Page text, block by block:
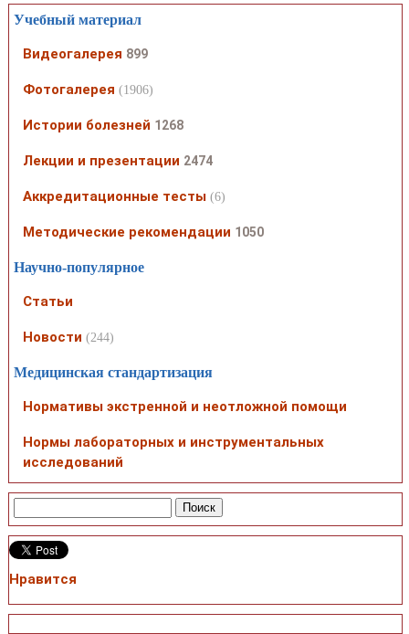
Учебный материал
Видеогалерея 899
Фотогалерея (1906)
Истории болезней 1268
Лекции и презентации 2474
Аккредитационные тесты (6)
Методические рекомендации 1050
Научно-популярное
Статьи
Новости (244)
Медицинская стандартизация
Нормативы экстренной и неотложной помощи
Нормы лабораторных и инструментальных
исследований
Нравится